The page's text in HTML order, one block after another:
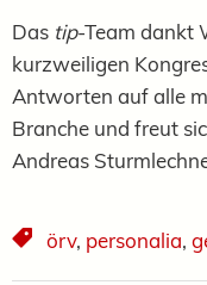
Das tip-Team dankt
kurzweiligen
Antworten auf alle
Branche und freut
Andreas
örv, personalia,